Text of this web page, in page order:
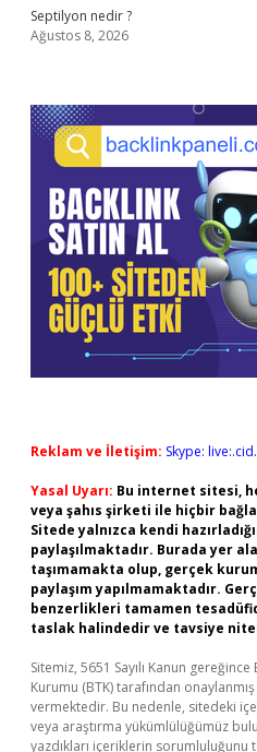
Septilyon nedir ?
Ağustos 8, 2026
Reklam ve İletişim: Skype:
Yasal Uyarı: Bu internet sitesi,
veya şahıs şirketi ile hiçbir
Sitede yalnızca kendi
paylaşılmaktadır. Burada yer
taşımamakta olup, gerçek
paylaşım yapılmamaktadır.
benzerlikleri tamamen
taslak halindedir ve tavsiye
Sitemiz, 5651 Sayılı Kanun
Kurumu (BTK) tarafından
vermektedir. Bu nedenle, sitedeki
veya araştırma yükümlülüğümüz
yazdıkları içeriklerin sorumluluğunu